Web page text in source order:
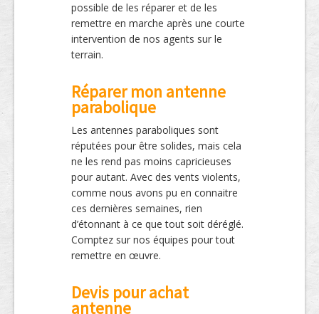
possible de les réparer et de les
remettre en marche après une courte
intervention de nos agents sur le
terrain.
Réparer mon antenne
parabolique
Les antennes paraboliques sont
réputées pour être solides, mais cela
ne les rend pas moins capricieuses
pour autant. Avec des vents violents,
comme nous avons pu en connaitre
ces dernières semaines, rien
d’étonnant à ce que tout soit déréglé.
Comptez sur nos équipes pour tout
remettre en œuvre.
Devis pour achat
antenne